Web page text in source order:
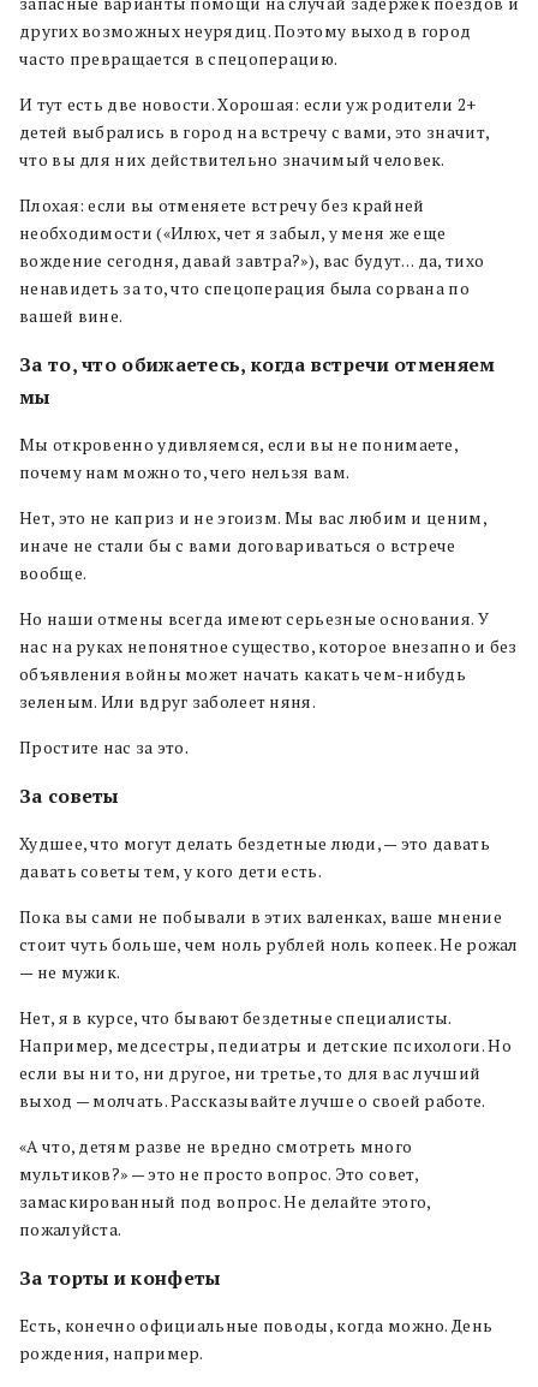
других возможных неурядиц. Поэтому выход в город
часто превращается в спецоперацию.
И тут есть две новости. Хорошая: если уж родители 2+
детей выбрались в город на встречу с вами, это значит,
что вы для них действительно значимый человек.
Плохая: если вы отменяете встречу без крайней
необходимости («Илюх, чет я забыл, у меня же еще
вождение сегодня, давай завтра?»), вас будут… да, тихо
ненавидеть за то, что спецоперация была сорвана по
вашей вине.
За то, что обижаетесь, когда встречи отменяем
мы
Мы откровенно удивляемся, если вы не понимаете,
почему нам можно то, чего нельзя вам.
Нет, это не каприз и не эгоизм. Мы вас любим и ценим,
иначе не стали бы с вами договариваться о встрече
вообще.
Но наши отмены всегда имеют серьезные основания. У
нас на руках непонятное существо, которое внезапно и без
объявления войны может начать какать чем-нибудь
зеленым. Или вдруг заболеет няня.
Простите нас за это.
За советы
Худшее, что могут делать бездетные люди, — это давать
давать советы тем, у кого дети есть.
Пока вы сами не побывали в этих валенках, ваше мнение
стоит чуть больше, чем ноль рублей ноль копеек. Не рожал
— не мужик.
Нет, я в курсе, что бывают бездетные специалисты.
Например, медсестры, педиатры и детские психологи. Но
если вы ни то, ни другое, ни третье, то для вас лучший
выход — молчать. Рассказывайте лучше о своей работе.
«А что, детям разве не вредно смотреть много
мультиков?» — это не просто вопрос. Это совет,
замаскированный под вопрос. Не делайте этого,
пожалуйста.
За торты и конфеты
Есть, конечно официальные поводы, когда можно. День
рождения, например.